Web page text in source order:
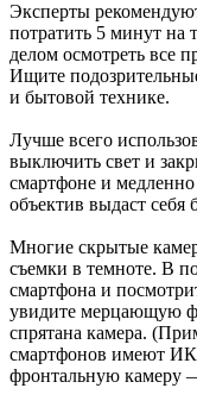
Эксперты
потратить 5 минут
делом осмотреть все
Ищите
и бытовой технике.
Лучше всего
выключить свет и
смартфоне и
объектив выдаст себя
Многие скрытые
съемки в темноте. В
смартфона и
увидите мерцающую
спрятана камера.
смартфонов имеют
фронтальную камеру